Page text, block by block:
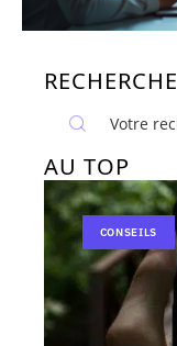
RECHERCHE
AU TOP
CONSEILS